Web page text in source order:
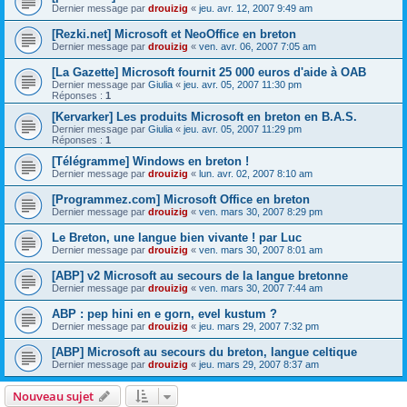
Dernier message par drouizig « jeu. avr. 12, 2007 9:49 am
[Rezki.net] Microsoft et NeoOffice en breton
Dernier message par drouizig « ven. avr. 06, 2007 7:05 am
[La Gazette] Microsoft fournit 25 000 euros d'aide à OAB
Dernier message par Giulia « jeu. avr. 05, 2007 11:30 pm
Réponses : 1
[Kervarker] Les produits Microsoft en breton en B.A.S.
Dernier message par Giulia « jeu. avr. 05, 2007 11:29 pm
Réponses : 1
[Télégramme] Windows en breton !
Dernier message par drouizig « lun. avr. 02, 2007 8:10 am
[Programmez.com] Microsoft Office en breton
Dernier message par drouizig « ven. mars 30, 2007 8:29 pm
Le Breton, une langue bien vivante ! par Luc
Dernier message par drouizig « ven. mars 30, 2007 8:01 am
[ABP] v2 Microsoft au secours de la langue bretonne
Dernier message par drouizig « ven. mars 30, 2007 7:44 am
ABP : pep hini en e gorn, evel kustum ?
Dernier message par drouizig « jeu. mars 29, 2007 7:32 pm
[ABP] Microsoft au secours du breton, langue celtique
Dernier message par drouizig « jeu. mars 29, 2007 8:37 am
Nouveau sujet